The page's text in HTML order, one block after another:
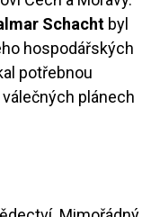
Schacht byl
hospodářských
potřebnou
plánech